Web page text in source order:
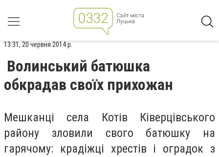
13:31, 20 червня 2014 р.
Волинський батюшка
обкрадав своїх прихожан
Мешканці села Котів Ківерцівського
району зловили свого батюшку на
гарячому: крадіжці хрестів і оградок з